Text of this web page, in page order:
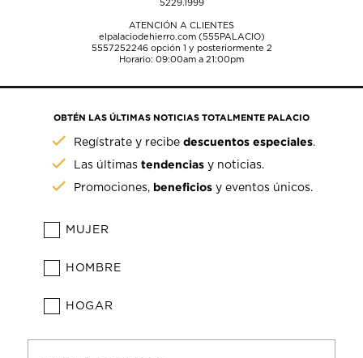
5229.1999
ATENCIÓN A CLIENTES
elpalaciodehierro.com (555PALACIO)
5557252246opción 1 y posteriormente 2
Horario: 09:00am a 21:00pm
OBTÉN LAS ÚLTIMAS NOTICIAS TOTALMENTE PALACIO
Regístrate y recibedescuentos especiales.
Las últimastendencias y noticias.
Promociones, beneficios y eventos únicos.
MUJER
HOMBRE
HOGAR